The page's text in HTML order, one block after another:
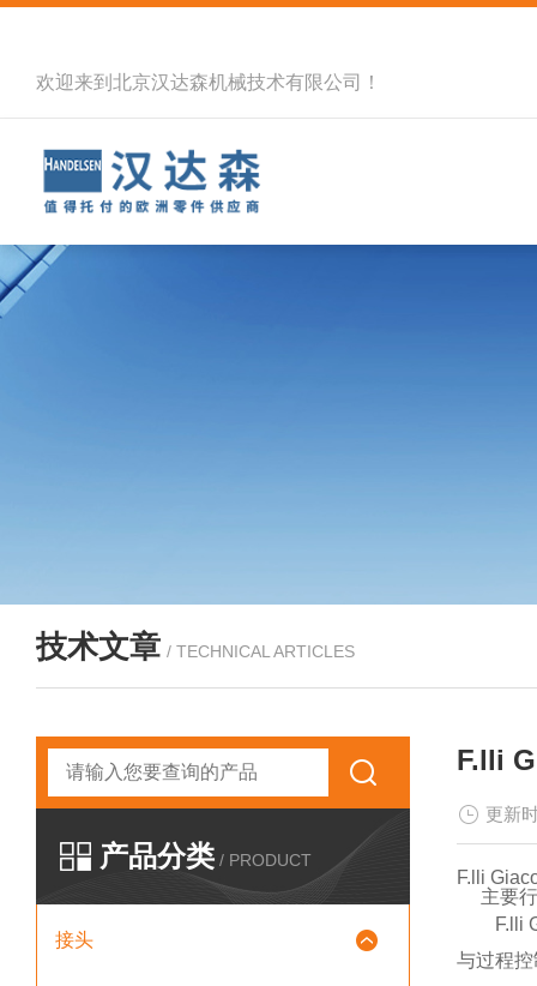
欢迎来到北京汉达森机械技术有限公司！
技术文章 / TECHNICAL ARTICLES
产品分类 / PRODUCT
接头
F.lli
更新
F.lli
主要行
F.lli
与过程